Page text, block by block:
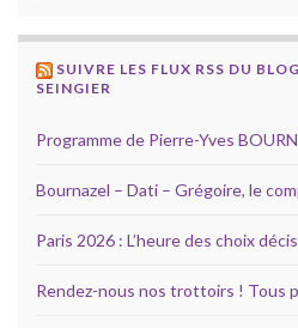
SUIVRE LES FLUX RSS DU
SEINGIER
Programme de Pierre-Yves
Bournazel – Dati – Grégoire, le
Paris 2026 : L’heure des choix
Rendez-nous nos trottoirs ! Tous